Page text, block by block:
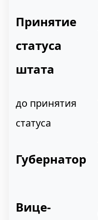
Принятие
статуса
штата
до принятия
статуса
Губернатор
Вице-